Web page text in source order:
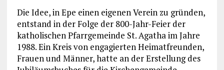
Die Idee, in Epe einen eigenen Verein zu gründen,
entstand in der Folge der 800-Jahr-Feier der
katholischen Pfarrgemeinde St. Agatha im Jahre
1988. Ein Kreis von engagierten Heimatfreunden,
Frauen und Männer, hatte an der Erstellung des